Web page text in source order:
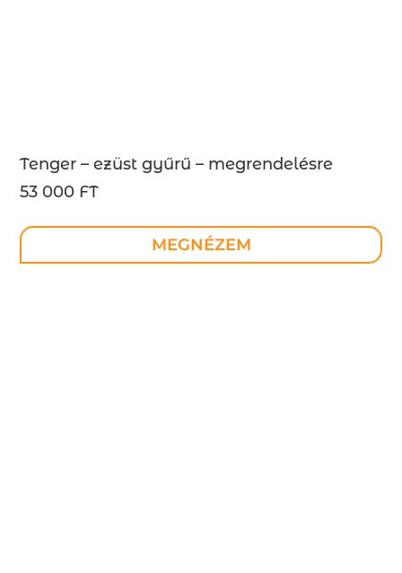
Tenger – ezüst gyűrű – megrendelésre
53 000 FT
MEGNÉZEM